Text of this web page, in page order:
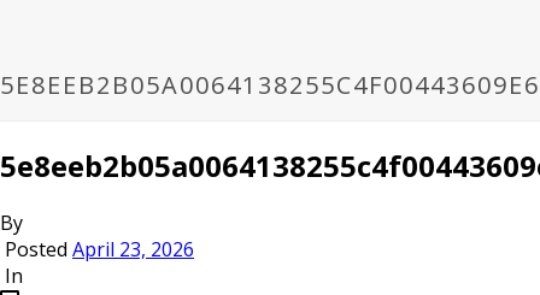
By
Posted April 23, 2026
In